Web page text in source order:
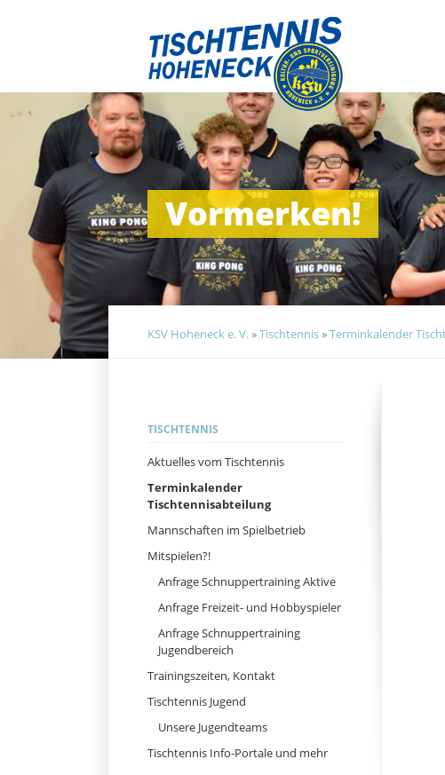
Navigation
überspringen
Vormerken!
KSV Hoheneck e. V.»Tischtennis»Terminkalender
Navigation
TISCHTENNIS
Aktuelles vom Tischtennis
Terminkalender
Tischtennisabteilung
Mannschaften im Spielbetrieb
Mitspielen?!
Anfrage Schnuppertraining Aktive
Anfrage Freizeit- und Hobbyspieler
Anfrage Schnuppertraining
Jugendbereich
Trainingszeiten, Kontakt
Tischtennis Jugend
Unsere Jugendteams
Tischtennis Info-Portale und mehr